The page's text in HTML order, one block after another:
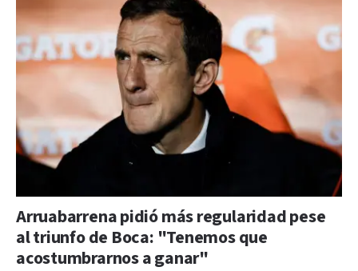
Arruabarrena pidió más regularidad pese
al triunfo de Boca: "Tenemos que
acostumbrarnos a ganar"